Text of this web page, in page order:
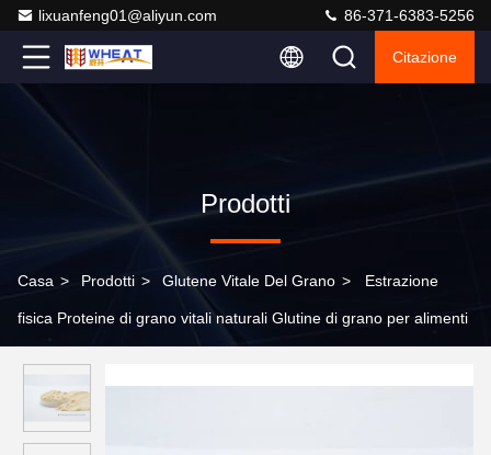
lixuanfeng01@aliyun.com 86-371-6383-5256
Citazione
Prodotti
Casa > Prodotti > Glutene Vitale Del Grano > Estrazione
fisica Proteine di grano vitali naturali Glutine di grano per alimenti